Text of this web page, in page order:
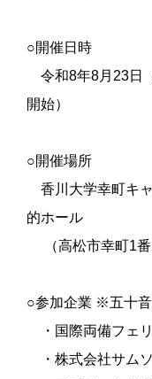
○開催日時
令和8年8月23日
開始）
○開催場所
香川大学幸町キ
的ホール
（高松市幸町1番
○参加企業 ※五十
・国際両備フェ
・株式会社サム